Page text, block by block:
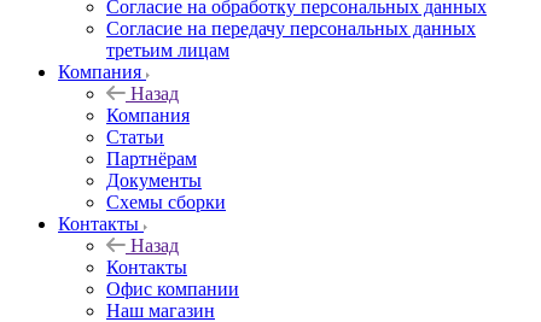
Согласие на обработку персональных данных
Согласие на передачу персональных данных
третьим лицам
Компания
Назад
Компания
Статьи
Партнёрам
Документы
Схемы сборки
Контакты
Назад
Контакты
Офис компании
Наш магазин